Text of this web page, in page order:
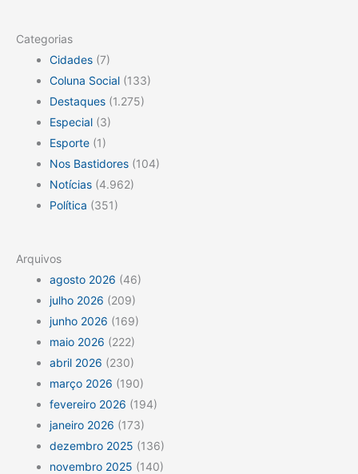
Categorias
Cidades (7)
Coluna Social (133)
Destaques (1.275)
Especial (3)
Esporte (1)
Nos Bastidores (104)
Notícias (4.962)
Política (351)
Arquivos
agosto 2026 (46)
julho 2026 (209)
junho 2026 (169)
maio 2026 (222)
abril 2026 (230)
março 2026 (190)
fevereiro 2026 (194)
janeiro 2026 (173)
dezembro 2025 (136)
novembro 2025 (140)